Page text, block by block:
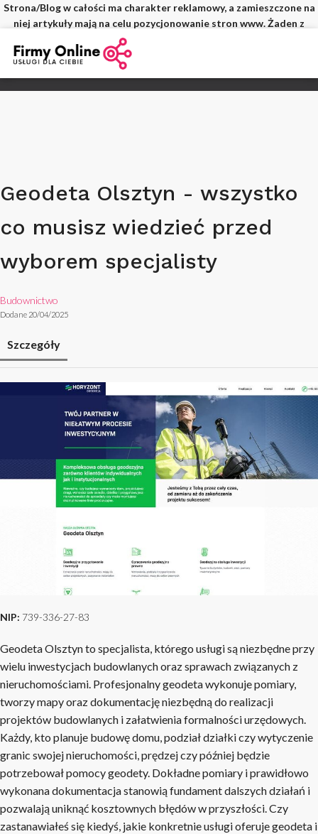
Strona/Blog w całości ma charakter reklamowy, a zamieszczone na
niej artykuły mają na celu pozycjonowanie stron www. Żaden z
wpisów nie pochodzi od użytkowników, a wszystkie zostały
Geodeta Olsztyn - wszystko
co musisz wiedzieć przed
wyborem specjalisty
Budownictwo
Dodane 20/04/2025
Szczegóły
NIP: 739-336-27-83
Geodeta Olsztyn to specjalista, którego usługi są niezbędne przy
wielu inwestycjach budowlanych oraz sprawach związanych z
nieruchomościami. Profesjonalny geodeta wykonuje pomiary,
tworzy mapy oraz dokumentację niezbędną do realizacji
projektów budowlanych i załatwienia formalności urzędowych.
Każdy, kto planuje budowę domu, podział działki czy wytyczenie
granic swojej nieruchomości, prędzej czy później będzie
potrzebował pomocy geodety. Dokładne pomiary i prawidłowo
wykonana dokumentacja stanowią fundament dalszych działań i
pozwalają uniknąć kosztownych błędów w przyszłości. Czy
zastanawiałeś się kiedyś, jakie konkretnie usługi oferuje geodeta i